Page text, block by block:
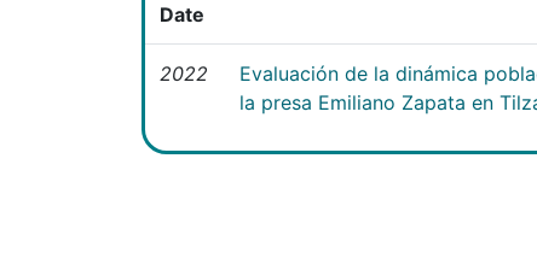
Date
2022
Evaluación de la dinámica
la presa Emiliano Zapata en